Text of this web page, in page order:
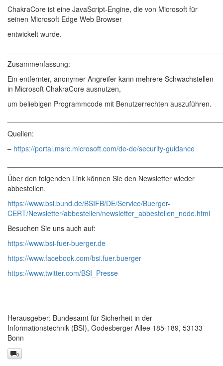
ChakraCore ist eine JavaScript-Engine, die von Microsoft für
seinen Microsoft Edge Web Browser
entwickelt wurde.
Zusammenfassung:
Ein entfernter, anonymer Angreifer kann mehrere Schwachstellen
in Microsoft ChakraCore ausnutzen,
um beliebigen Programmcode mit Benutzerrechten auszuführen.
Quellen:
– https://portal.msrc.microsoft.com/de-de/security-guidance
Über den folgenden Link können Sie den Newsletter wieder
abbestellen.
https://www.bsi.bund.de/BSIFB/DE/Service/Buerger-
CERT/Newsletter/abbestellen/newsletter_abbestellen_node.html
Besuchen Sie uns auch auf:
https://www.bsi-fuer-buerger.de
https://www.facebook.com/bsi.fuer.buerger
https://www.twitter.com/BSI_Presse
Herausgeber: Bundesamt für Sicherheit in der
Informationstechnik (BSI), Godesberger Allee 185-189, 53133
Bonn
0